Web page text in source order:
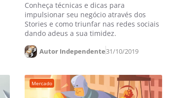
Conheça técnicas e dicas para
impulsionar seu negócio através dos
Stories e como triunfar nas redes sociais
dando adeus a sua timidez.
Autor Independente31/10/2019
Mercado